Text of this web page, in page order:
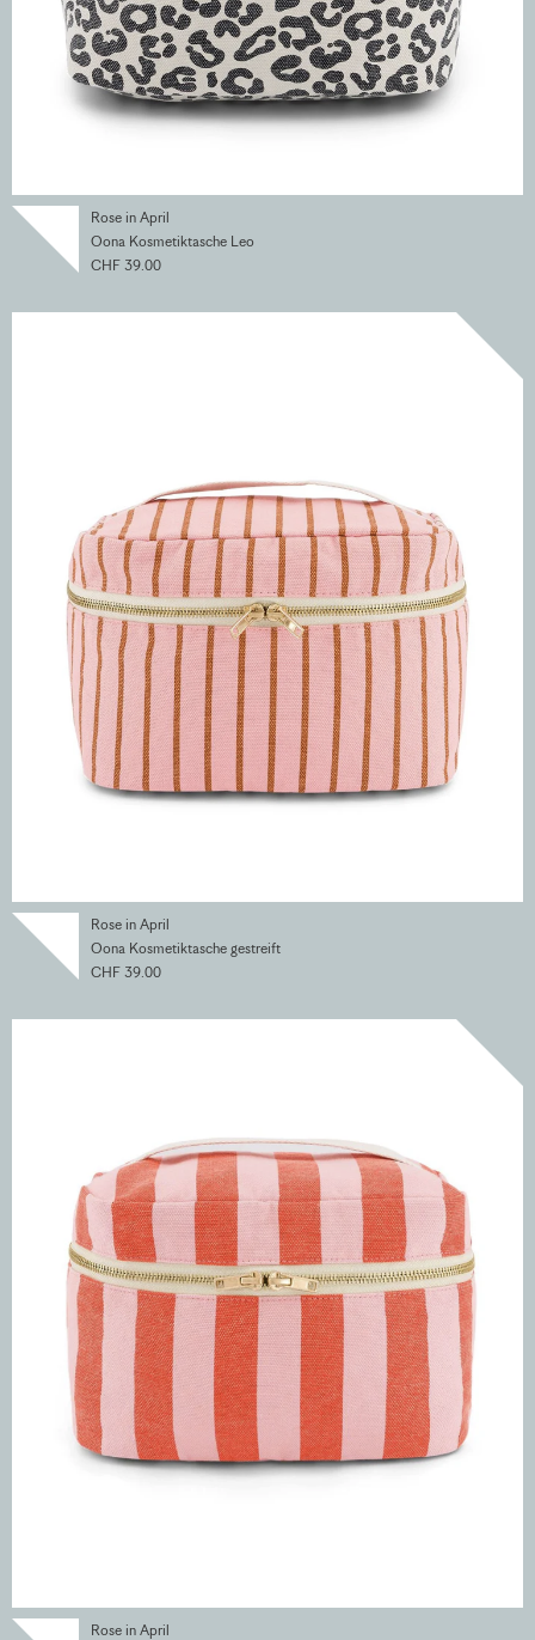
Rose in April
Oona Kosmetiktasche Leo
CHF 39.00
Rose in April
Oona Kosmetiktasche gestreift
CHF 39.00
Rose in April